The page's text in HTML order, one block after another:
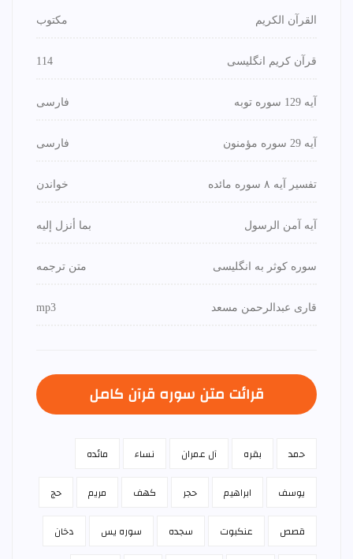
القرآن الكريم مكتوب
قرآن کریم انگلیسی 114
آیه 129 سوره توبه فارسی
آیه 29 سوره مؤمنون فارسی
تفسیر آیه ۸ سوره مائده خواندن
آیه آمن الرسول بما أنزل إليه
سوره کوثر به انگلیسی متن ترجمه
قاری عبدالرحمن مسعد mp3
قرائت متن سوره قرآن كامل
حمد بقره آل عمران نساء مائده
يوسف ابراهيم حجر كهف مريم حج
قصص عنكبوت سجده سوره يس دخان